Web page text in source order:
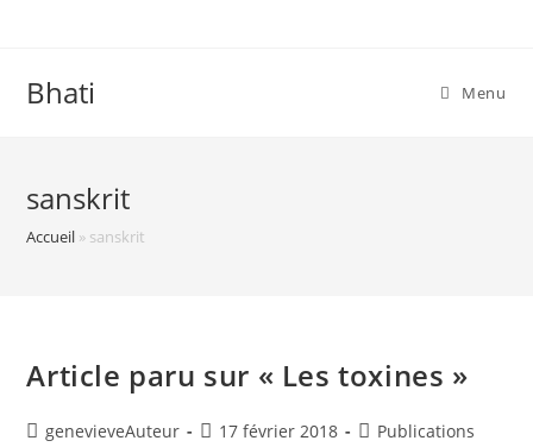
Bhati Menu
sanskrit
Accueil » sanskrit
Article paru sur « Les toxines »
PostgenevieveAuteur
Post17 février 2018
PostPublications